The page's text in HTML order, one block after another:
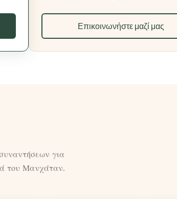
Επικοινωνήστε μαζί μας
για
του Μανχάταν.